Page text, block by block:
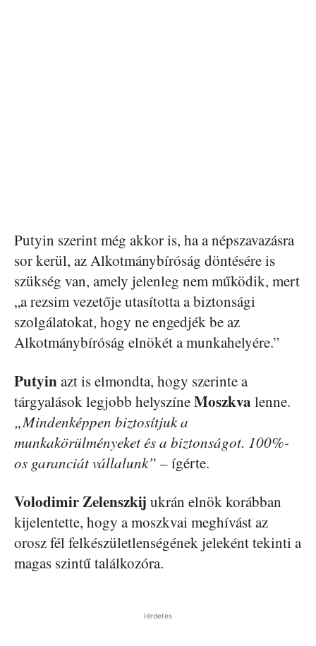
Putyin szerint még akkor is, ha a népszavazásra
sor kerül, az Alkotmánybíróság döntésére is
szükség van, amely jelenleg nem működik, mert
„a rezsim vezetője utasította a biztonsági
szolgálatokat, hogy ne engedjék be az
Alkotmánybíróság elnökét a munkahelyére.”
Putyinazt is elmondta, hogy szerinte a
tárgyalások legjobb helyszíneMoszkva lenne.
„Mindenképpen biztosítjuk a
munkakörülményeket és a biztonságot. 100%-
os garanciát vállalunk” – ígérte.
VolodimirZelenszkij ukrán elnök korábban
kijelentette, hogy a moszkvai meghívást az
orosz fél felkészületlenségének jeleként tekinti a
magas szintű találkozóra.
Hirdetés